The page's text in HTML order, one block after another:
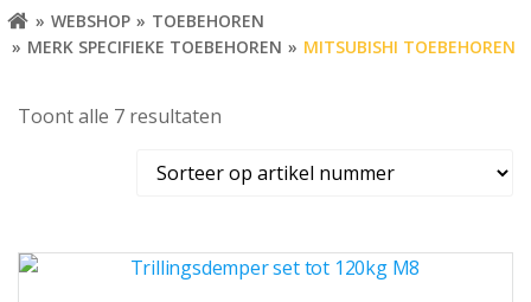
WEBSHOP
TOEBEHOREN
MERK SPECIFIEKE TOEBEHOREN
MITSUBISHI TOEBEHOREN
Toont alle 7 resultaten